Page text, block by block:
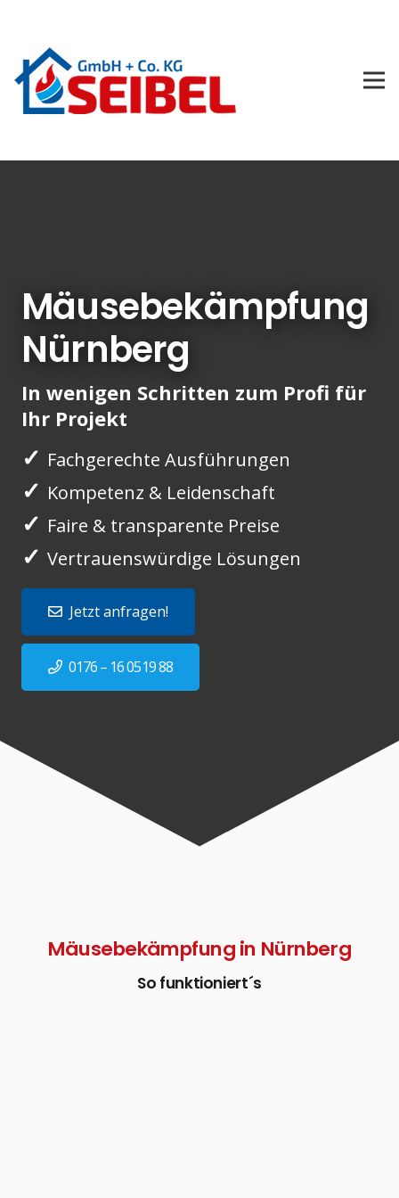
Mäusebekämpfung
Nürnberg
In wenigen Schritten zum Profi für
Ihr Projekt
✓ Fachgerechte Ausführungen
✓ Kompetenz & Leidenschaft
✓ Faire & transparente Preise
✓ Vertrauenswürdige Lösungen
Jetzt anfragen!
0176 – 16 0519 88
Mäusebekämpfung in Nürnberg
So funktioniert´s